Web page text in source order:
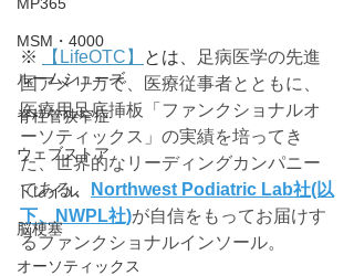
MSM・4000
ルームシューズ
脊柱管狭窄症
ウェブストア
トレイル
脳梗塞
オーソティックス
※ 【LifeOTC】 とは、
足病医学の先進
国アメリカで、医療従事者とともに、
医療用足底挿板「ファンクショナルオ
ーソティックス」の実績を培ってき
た、世界的なリーディングカンパニー
である、
Northwest Podiatric Lab社(以
下、NWPL社)が自信をもってお届けす
るファンクショナルインソール。